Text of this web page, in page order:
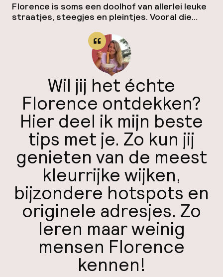
Florence is soms een doolhof van allerlei leuke
straatjes, steegjes en pleintjes. Vooral die
ze ook alweer? Om je een beetje richting te
geven wijs ik je de weg naar 3 sfeervolle
plekken waar je iets kunt drinken of eten.
Streetart Vlakbij Santa Croce zit in het
straatje Via Isola […]
Wil jij het échte
Florence ontdekken?
Hier deel ik mijn beste
tips met je. Zo kun jij
genieten van de meest
kleurrijke wijken,
bijzondere hotspots en
originele adresjes. Zo
leren maar weinig
mensen Florence
kennen!